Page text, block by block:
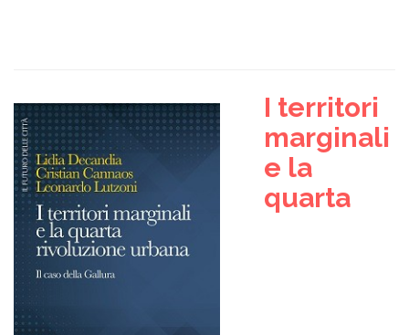
I territori
marginali
e la
quarta